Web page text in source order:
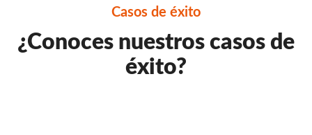
Casos de éxito
¿Conoces nuestros casos de
éxito?